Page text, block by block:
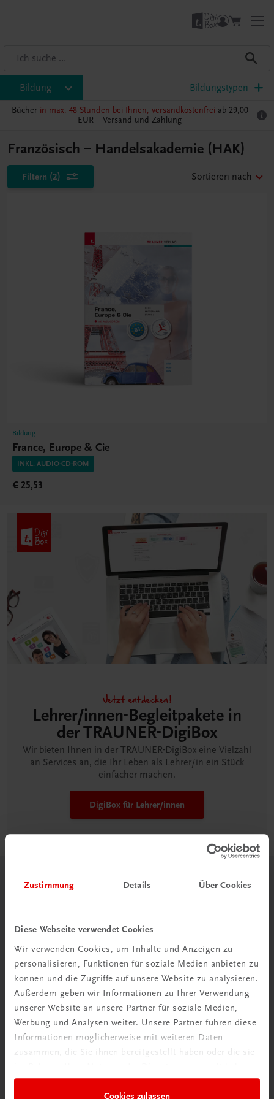
Zustimmung Details Über Cookies
Diese Webseite verwendet Cookies
Wir verwenden Cookies, um Inhalte und Anzeigen zu
personalisieren, Funktionen für soziale Medien anbieten zu
können und die Zugriffe auf unsere Website zu analysieren.
Außerdem geben wir Informationen zu Ihrer Verwendung
unserer Website an unsere Partner für soziale Medien,
Werbung und Analysen weiter. Unsere Partner führen diese
Informationen möglicherweise mit weiteren Daten
zusammen, die Sie ihnen bereitgestellt haben oder die sie
Cookies zulassen
Bildung Bildungstypen
Bücher in max. 48 Stunden bei Ihnen, versandkostenfrei ab 29,00
EUR – Versand und Zahlung
Französisch – Handelsakademie (HAK)
Filtern (2) Sortieren nach
Bildung
France, Europe & Cie
INKL. AUDIO-CD-ROM
€ 25,53
Jetzt entdecken!
Lehrer/innen-Begleitpakete in
der TRAUNER-DigiBox
Wir bieten Ihnen in der TRAUNER-DigiBox eine Vielzahl
an Services an, die Ihr Leben als Lehrer/in ein Stück
einfacher machen.
DigiBox für Lehrer/innen
Herzlich willkommen bei TRAUNER!
Wir über uns
Wir sind ein österreichisches Familienunternehmen mit
75 Mitarbeiterinnen und Mitarbeitern, die eines verbindet:
Begeisterung für unsere Produkte.
mehr erfahren